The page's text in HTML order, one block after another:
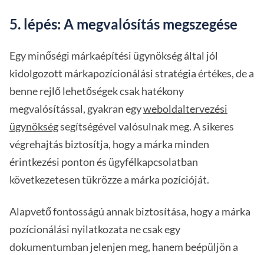
5. lépés: A megvalósítás megszegése
Egy minőségi márkaépítési ügynökség által jól
kidolgozott márkapozícionálási stratégia értékes, de a
benne rejlő lehetőségek csak hatékony
megvalósítással, gyakran egyweboldaltervezési
ügynökségsegítségével valósulnak meg. A sikeres
végrehajtás biztosítja, hogy a márka minden
érintkezési ponton és ügyfélkapcsolatban
következetesen tükrözze a márka pozícióját.
Alapvető fontosságú annak biztosítása, hogy a márka
pozícionálási nyilatkozata ne csak egy
dokumentumban jelenjen meg, hanem beépüljön a